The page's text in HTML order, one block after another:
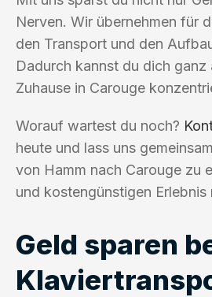
Nerven. Wir übernehmen für
den Transport und den
Dadurch kannst du dich ganz
Zuhause in Carouge
Worauf wartest du noch?
heute und lass uns
von Hamm nach Carouge zu
und kostengünstigen Erlebnis
Geld sparen